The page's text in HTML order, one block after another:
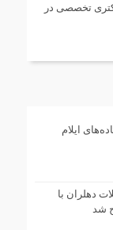
تخصصی در
جاده‌های ایلام
دهلران با
شد